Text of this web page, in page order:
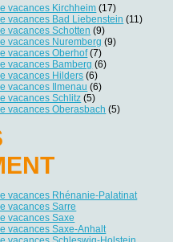
vacances Kirchheim (17)
vacances Bad Liebenstein (11)
vacances Schotten (9)
vacances Nuremberg (9)
vacances Oberhof(7)
vacances Bamberg (6)
vacances Hilders (6)
vacances Ilmenau (6)
vacances Schlitz (5)
vacances Oberasbach (5)
vacances Rhénanie-Palatinat
vacances Sarre
vacances Saxe
vacances Saxe-Anhalt